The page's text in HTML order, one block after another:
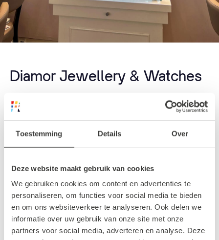
Toestemming Details Over
Deze website maakt gebruik van cookies
We gebruiken cookies om content en advertenties te
personaliseren, om functies voor social media te bieden
en om ons websiteverkeer te analyseren. Ook delen we
informatie over uw gebruik van onze site met onze
partners voor social media, adverteren en analyse. Deze
Diamor Jewellery & Watches
Boven de Koopgoot, tussen LOEK en WE
Fashion, vind jeDiamor Jewellery & Watches.
Deze bijzondere winkel biedt een prachtige
selectie trouwringen, verlovingsringen en
andere exclusieve sieraden. Als je van plan
bent een aanzoek te doen aan die ene
speciale persoon, ben je hier aan het juiste
adres voor een unieke ring. De trouwringen
kunnen zelfs naar wens worden aangepast.